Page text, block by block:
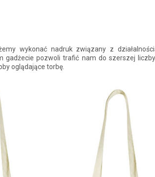
wykonać nadruk związany z
gadżecie pozwoli trafić nam do szerszej
oglądające torbę.